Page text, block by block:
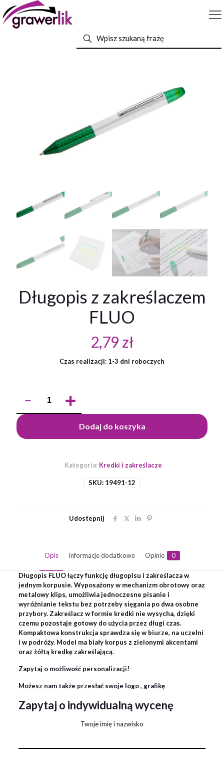
Długopis z zakreślaczem
FLUO
2,79 zł
Czas realizacji: 1-3 dni roboczych
Długopis
z
zakreślaczem
FLUO
Dodaj do koszyka
SKU: 19491-12
Kategoria: Kredki i zakreślacze
Udostepnij
Opis Informacje dodatkowe Opinie 0
Długopis FLUO łączy funkcję długopisu i zakreślacza w
jednym korpusie. Wyposażony w mechanizm obrotowy oraz
metalowy klips, umożliwia jednoczesne pisanie i
wyróżnianie tekstu bez potrzeby sięgania po dwa osobne
przybory. Zakreślacz w formie kredki nie wysycha, dzięki
czemu pozostaje gotowy do użycia przez długi czas.
Kompaktowa konstrukcja sprawdza się w biurze, na uczelni
i w podróży. Model ma biały korpus z zielonymi akcentami
oraz żółtą kredkę zakreślającą.
Zapytaj o możliwość personalizacji!
Możesz nam także przesłać swoje logo , grafikę
Zapytaj o indywidualną wycenę
Twoje imię i nazwisko